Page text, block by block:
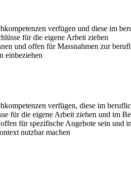
verfügen und diese im
für die eigene Arbeit ziehen
und offen für Massnahmen zur
einbeziehen
verfügen, diese im
für die eigene Arbeit ziehen und im
für spezifische Angebote sein und
nutzbar machen